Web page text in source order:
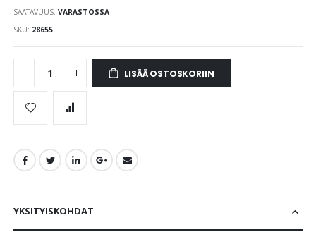
gallery
SAATAVUUS: VARASTOSSA
SKU 28655
LISÄÄ OSTOSKORIIN
YKSITYISKOHDAT